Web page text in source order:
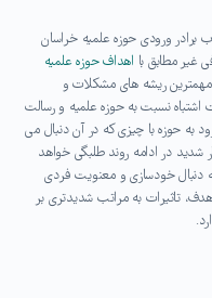
همکاری کلیه طلاب برادر ورودی حوزه علمیه خراسان
اهداف حوزه علمیه
مهمترین ریشه های مشکلات و
نسبت به حوزه علمیه و رسالت
به حوزه با چیزی که در آن دنبال می
در ادامه روند طلبگی خواهد
اینکه حدود نیمی از این ۶۵% نیز به دنبال خودسازی و معنویت فردی
تاثیرات به مراتب شدیدتری بر